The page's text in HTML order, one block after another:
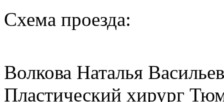
Схема проезда:
Волкова Наталья
Пластический хирург